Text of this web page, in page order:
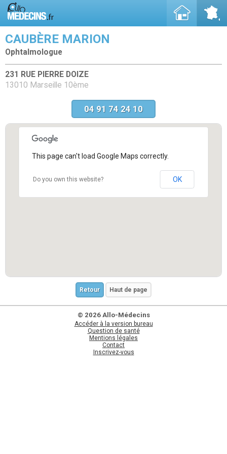
CAUBÈRE MARION
Ophtalmologue
231 RUE PIERRE DOIZE
13010 Marseille 10ème
04 91 74 24 10
This page can't load Google Maps correctly.
Do you own this website? OK
Retour Haut de page
© 2026 Allo-Médecins
Accéder à la version bureau
Question de santé
Mentions légales
Contact
Inscrivez-vous